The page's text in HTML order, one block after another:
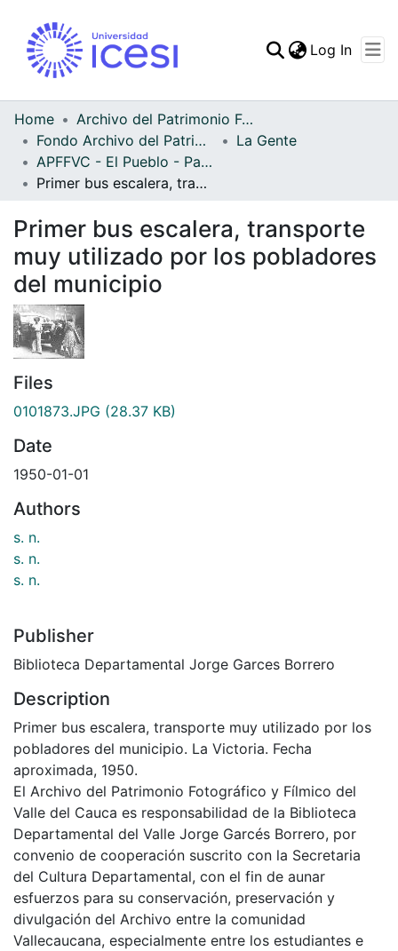
Statistics
Log In
Home
Archivo del Patrimonio Fotográfico y Fílmico del Valle del Cauca
Fondo Archivo del Patrimonio Fotográfico y Fílmico del Valle del Cauca
La Gente
APFFVC - El Pueblo - Patrimonial
Primer bus escalera, transporte muy utilizado por los pobladores del municipio
Primer bus escalera, transporte
muy utilizado por los pobladores
del municipio
Files
0101873.JPG (28.37 KB)
Date
1950-01-01
Authors
s. n.
s. n.
s. n.
Publisher
Biblioteca Departamental Jorge Garces Borrero
Description
Primer bus escalera, transporte muy utilizado por los
pobladores del municipio. La Victoria. Fecha
aproximada, 1950.
El Archivo del Patrimonio Fotográfico y Fílmico del
Valle del Cauca es responsabilidad de la Biblioteca
Departamental del Valle Jorge Garcés Borrero, por
convenio de cooperación suscrito con la Secretaria
del Cultura Departamental, con el fin de aunar
esfuerzos para su conservación, preservación y
divulgación del Archivo entre la comunidad
Vallecaucana, especialmente entre los estudiantes e